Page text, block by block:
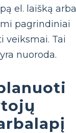
el. laišką arba
pagrindiniai
veiksmai. Tai
nuoroda.